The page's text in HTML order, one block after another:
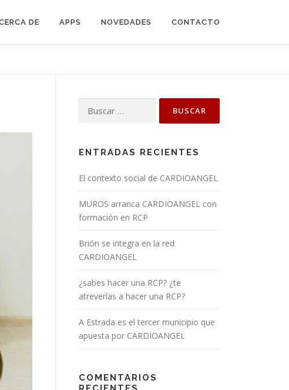
DE APPS NOVEDADES CONTACTO
ENTRADAS RECIENTES
El contexto social de CARDIOANGEL
MUROS arranca CARDIOANGEL con
formación en RCP
Brión se integra en la red
CARDIOANGEL
¿sabes hacer una RCP? ¿te
atreverías a hacer una RCP?
A Estrada es el tercer municipio que
apuesta por CARDIOANGEL
COMENTARIOS